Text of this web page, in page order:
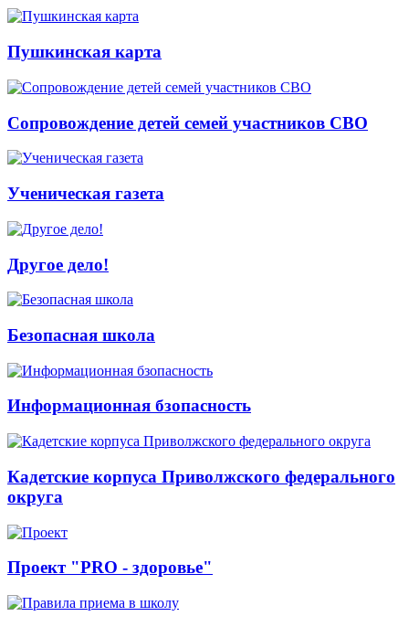
Пушкинская карта
Сопровождение детей семей участников СВО
Ученическая газета
Другое дело!
Безопасная школа
Информационная бзопасность
Кадетские корпуса Приволжского федерального
округа
Проект "PRO - здоровье"